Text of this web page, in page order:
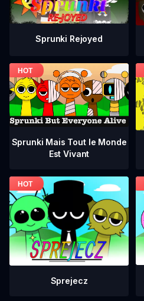
Sprunki Rejoyed
Sprunki Mais Tout le Monde
Est Vivant
Sprejecz